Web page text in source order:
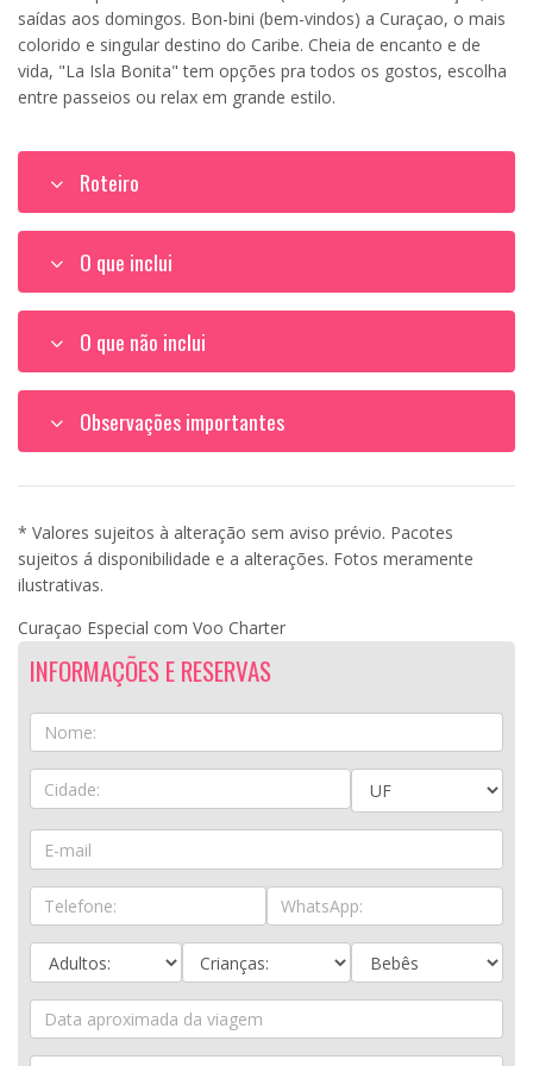
saídas aos domingos. Bon-bini (bem-vindos) a Curaçao, o mais
colorido e singular destino do Caribe. Cheia de encanto e de
vida, "La Isla Bonita" tem opções pra todos os gostos, escolha
entre passeios ou relax em grande estilo.
Roteiro
O que inclui
O que não inclui
Observações importantes
* Valores sujeitos à alteração sem aviso prévio. Pacotes
sujeitos á disponibilidade e a alterações. Fotos meramente
ilustrativas.
Curaçao Especial com Voo Charter
INFORMAÇÕES E RESERVAS